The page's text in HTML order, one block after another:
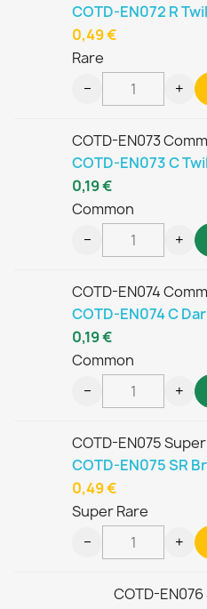
COTD-EN072 R
Rare
0,49 €
− +
COTD-EN073
COTD-EN073 C
Common
0,19 €
− +
COTD-EN074
COTD-EN074 C
Common
0,19 €
− +
COTD-EN075
COTD-EN075 SR
Super Rare
0,49 €
− +
COTD-